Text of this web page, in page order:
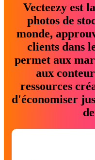
Vecteezy est
photos de
monde,
clients dans
permet aux
aux
ressources
d'économiser